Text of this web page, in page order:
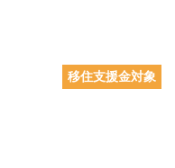
移住支援金対象